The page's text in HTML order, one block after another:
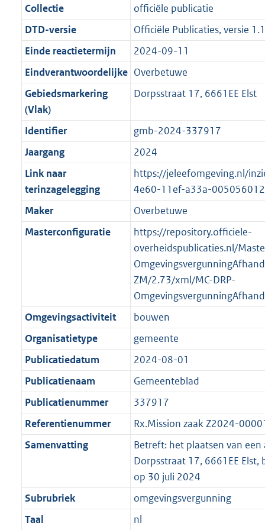
e
i
n
f
o
r
m
a
a
0
4
K
b
i
e
i
n
o
r
m
a
t
2
3
K
b
t
i
e
i
n
f
o
r
m
a
t
:
2
K
b
a
t
i
e
n
f
o
r
a
a
t
:
1
6
b
s
g
r
o
o
t
e
:
3
K
b
d
s
g
r
o
o
t
e
2
K
b
Collectie
officiële publicatie
DTD-versie
Officiële Publicaties, versie 1.1
Einde reactietermijn
2024-09-11
Eindverantwoordelijke Overbetuwe
Gebiedsmarkering
(Vlak)
Dorpsstraat 17, 6661EE Elst
Identifier
gmb-2024-337917
Jaargang
2024
Link naar
terinzagelegging
https://jeleefomgeving.nl/
4e60-11ef-a33a-
Maker
Overbetuwe
Masterconfiguratie
https://repository.officiele-
overheidspublicaties.nl/
ZM/2.73/xml/MC-DRP-
Omgevingsactiviteit
bouwen
Organisatietype
gemeente
Publicatiedatum
2024-08-01
Publicatienaam
Gemeenteblad
Publicatienummer
337917
Referentienummer
Rx.Mission zaak Z2024-
Samenvatting
Betreft: het plaatsen van een
Dorpsstraat 17, 6661EE
op 30 juli 2024
Subrubriek
omgevingsvergunning
Taal
nl